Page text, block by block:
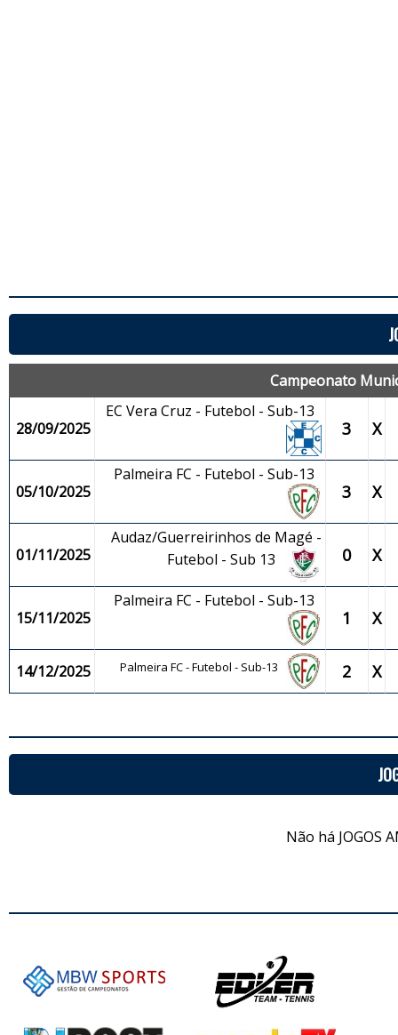
Campeonato
28/09/2025
EC Vera Cruz - Futebol - Sub-13
3 X
05/10/2025
Palmeira FC - Futebol - Sub-13
3 X
01/11/2025
Audaz/Guerreirinhos de Magé -
Futebol - Sub 13
0 X
15/11/2025
Palmeira FC - Futebol - Sub-13
1 X
14/12/2025 Palmeira FC - Futebol - Sub-13 2 X
Não há JOGOS